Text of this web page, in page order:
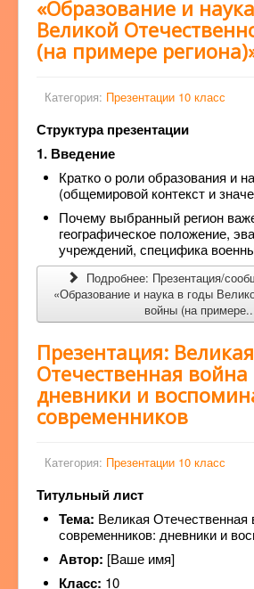
«Образование и
Великой
(на примере
Категория: Презентации 10 класс
Структура презентации
1. Введение
Кратко о роли образования и
(общемировой контекст и
Почему выбранный регион
географическое положение,
учреждений, специфика
Подробнее: Презентация/
«Образование и наука в годы
войны (на
Презентация: Великая
Отечественная война
дневники и
современников
Категория: Презентации 10 класс
Титульный лист
Тема: Великая Отечественная
современников: дневники и
Автор: [Ваше имя]
Класс: 10